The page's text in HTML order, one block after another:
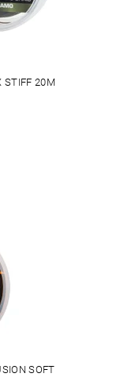
STIFF 20M
SOFT